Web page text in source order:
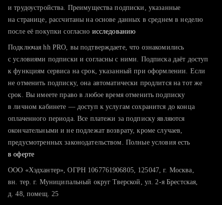
тратите много времени на поиск и вручную поднимаете
хотите сравнить себя с конкурентами и оценить шансы
и трудоустройства. Преимущества подписки, указанные
на странице, рассчитаны на основе данных в среднем в неделю
после её покупки согласно исследованию
Подключая hh PRO, вы подтверждаете, что ознакомились
с условиями подписки и согласны с ними. Подписка даёт доступ
к функциям сервиса на срок, указанный при оформлении. Если
не отменить подписку, она автоматически продлится на тот же
срок. Вы имеете право в любое время отменить подписку
в личном кабинете — доступ к услугам сохранится до конца
оплаченного периода. Все платежи за подписку являются
окончательными и не подлежат возврату, кроме случаев,
предусмотренных законодательством. Полные условия есть
в оферте
ООО «Хэдхантер», ОГРН 1067761906805, 125047, г. Москва,
вн. тер. г. Муниципальный округ Тверской, ул. 2-я Брестская,
д. 48, помещ. 25